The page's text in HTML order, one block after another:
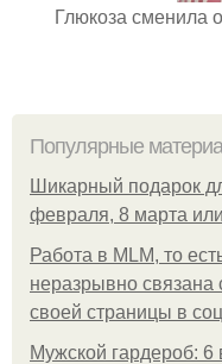
Глюкоза сменила
Популярные
Шикарный подарок
февраля, 8 марта
Работа в MLM, то
неразрывно связана
своей страницы в
Мужской гардероб: